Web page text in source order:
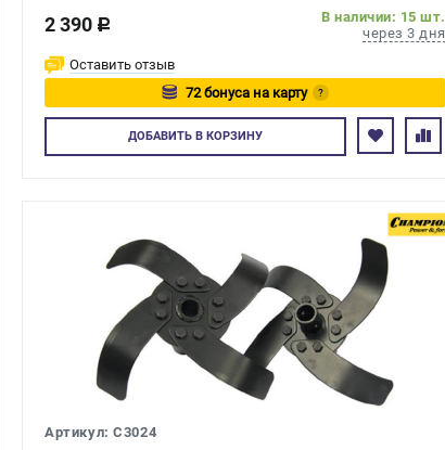
2 390 c
В наличии: 15 шт.
через 3 дня
Оставить отзыв
72 бонуса на карту
?
Авторизуйтесь
ДОБАВИТЬВ КОРЗИНУ
Артикул: C3024